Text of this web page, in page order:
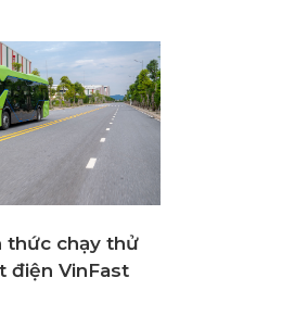
thức chạy thử
điện VinFast